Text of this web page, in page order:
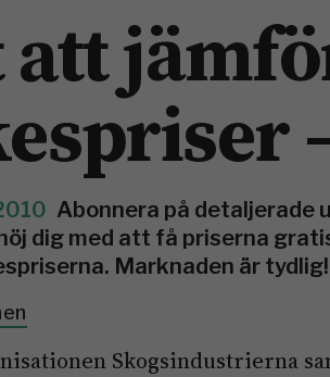
att
Abonnera på detaljerade
dig med att få priserna
Marknaden är tydlig!
Skogsindustrierna